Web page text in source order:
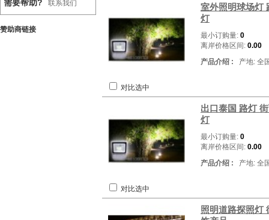
需要帮助? 联系我们
赞助商链接
室外照明球场灯
灯
最小订购量: 0
离岸价格区间: 0.00
产品介绍 : 产地: 全
对比选中
出口泰国 路灯
灯
最小订购量: 0
离岸价格区间: 0.00
产品介绍 : 产地: 全
对比选中
照明道路探照灯